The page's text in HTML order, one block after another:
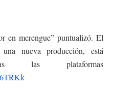
en merengue” puntualizó. El
nueva producción, está
las plataformas